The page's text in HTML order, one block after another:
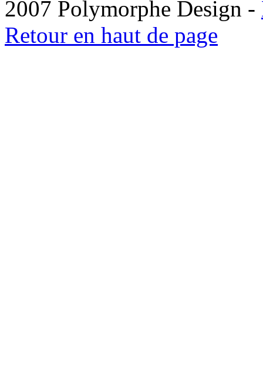
2007 Polymorphe Design -
Retour en haut de page